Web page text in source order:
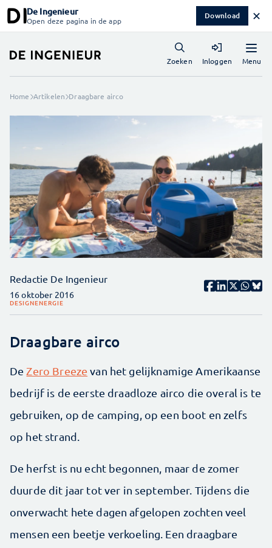
De Ingenieur
Open deze pagina in de app Download ✕
Menu
Zoeken Inloggen
Home Artikelen Draagbare airco
Redactie De Ingenieur
16 oktober 2016
DESIGNENERGIE
Draagbare airco
De Zero Breeze van het gelijknamige Amerikaanse
bedrijf is de eerste draadloze airco die overal is te
gebruiken, op de camping, op een boot en zelfs
op het strand.
De herfst is nu echt begonnen, maar de zomer
duurde dit jaar tot ver in september. Tijdens die
onverwacht hete dagen afgelopen zochten veel
mensen een beetje verkoeling. Een draagbare